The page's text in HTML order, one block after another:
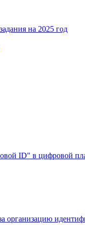
на 2025 год
ID" в цифровой
организацию